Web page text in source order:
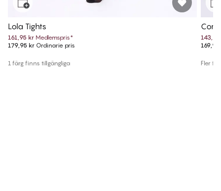
Lola Tights
161,95 kr Medlemspris*
179,95 kr Ordinarie pris
1 färg finns tillgängliga
Cora
Fler